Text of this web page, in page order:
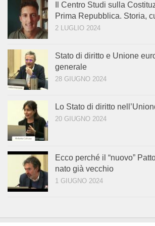
Il Centro Studi sulla
Prima Repubblica. Storia,
2 LUGLIO 2024
Stato di diritto e Unione
generale
28 GIUGNO 2024
Lo Stato di diritto
20 GIUGNO 2024
Ecco perché il “nuovo”
nato già vecchio
1 GIUGNO 2024